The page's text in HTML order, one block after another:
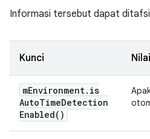
Informasi tersebut dapat
Kunci Nilai
mEnvironment. is
AutoTimeDetection
Enabled( )